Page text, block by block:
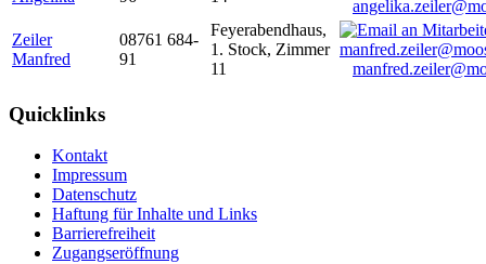
Zeiler
Manfred
08761 684-
91
Feyerabendhaus,
1. Stock, Zimmer
11
Quicklinks
Kontakt
Impressum
Datenschutz
Haftung für Inhalte und Links
Barrierefreiheit
Zugangseröffnung